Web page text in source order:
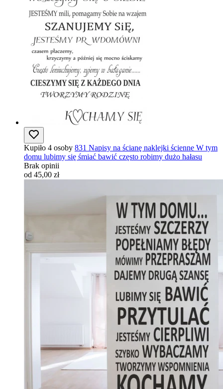
Kupiło 4 osoby 831 Napisy na ścianę naklejki ścienne W tym
domu lubimy się śmiać bawić często robimy dużo hałasu
Brak opinii
od 45,00 zł